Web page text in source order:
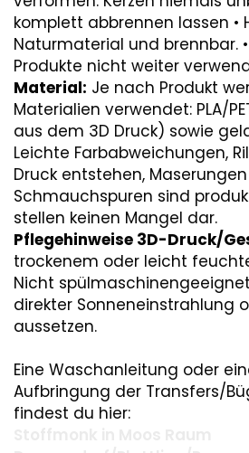
komplett abbrennen lassen •
Naturmaterial und brennbar.
Produkte nicht weiter
Material: Je nach Produkt
Materialien verwendet: PLA/
aus dem 3D Druck) sowie
Leichte Farbabweichungen,
Druck entstehen,
Schmauchspuren sind
stellen keinen Mangel dar.
Pflegehinweise 3D-Druck/
trockenem oder leicht
Nicht
direkter Sonneneinstrahlung
aussetzen.
Eine Waschanleitung oder
Aufbringung der Transfers/
findest du hier: